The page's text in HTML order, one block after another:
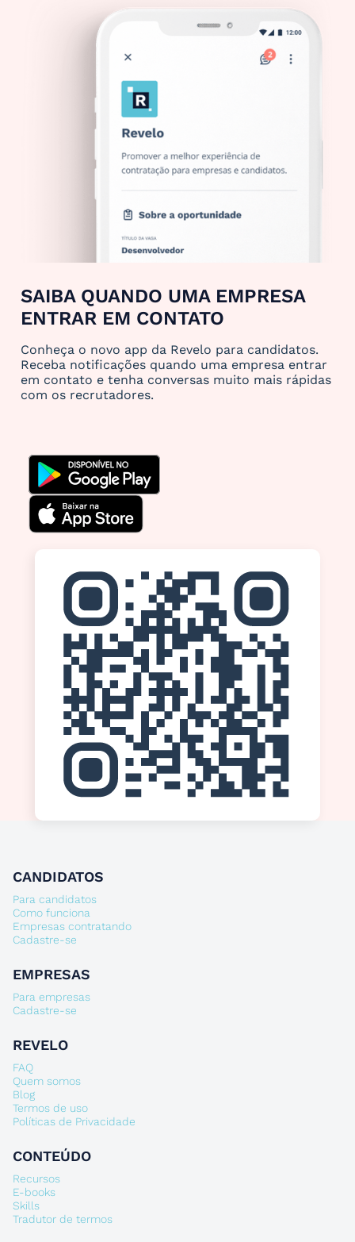
SAIBA QUANDO UMA EMPRESA
ENTRAR EM CONTATO
Conheça o novo app da Revelo para candidatos.
Receba notificações quando uma empresa entrar
em contato e tenha conversas muito mais rápidas
com os recrutadores.
CANDIDATOS
Para candidatos
Como funciona
Empresas contratando
Cadastre-se
EMPRESAS
Para empresas
Cadastre-se
REVELO
FAQ
Quem somos
Blog
Termos de uso
Políticas de Privacidade
CONTEÚDO
Recursos
E-books
Skills
Tradutor de termos